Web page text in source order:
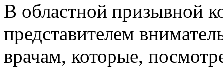
В областной призывной
представителем
врачам, которые,